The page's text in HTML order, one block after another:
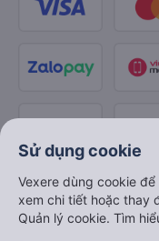
Sử dụng cookie
Vexere dùng cookie
xem chi tiết hoặc thay
Quản lý cookie. Tìm